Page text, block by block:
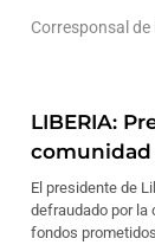
Corresponsal de
LIBERIA:
El presidente de
defraudado por la
fondos